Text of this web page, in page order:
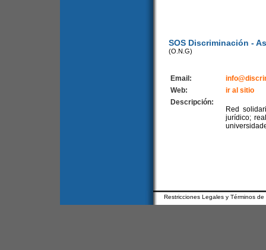
SOS Discriminación -
(O.N.G)
Email:
Web:
ir al sitio
Descripción:
Red
jurídico;
Restricciones Legales y Términos de